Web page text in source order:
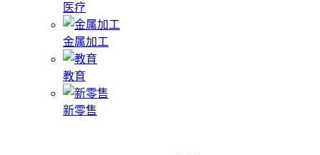
医疗
金属加工
教育
新零售